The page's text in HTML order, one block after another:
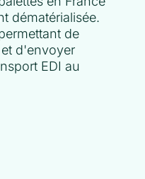
dématérialisée.
de
d'envoyer
EDI au